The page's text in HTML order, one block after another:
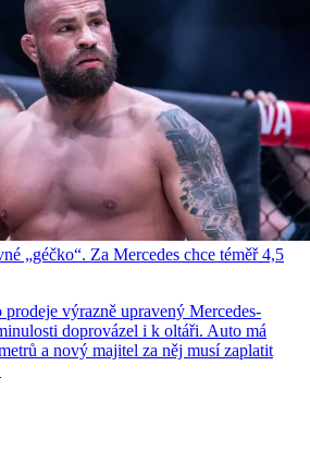
„géčko“. Za Mercedes chce téměř 4,5
výrazně upravený Mercedes-
doprovázel i k oltáři. Auto má
a nový majitel za něj musí zaplatit